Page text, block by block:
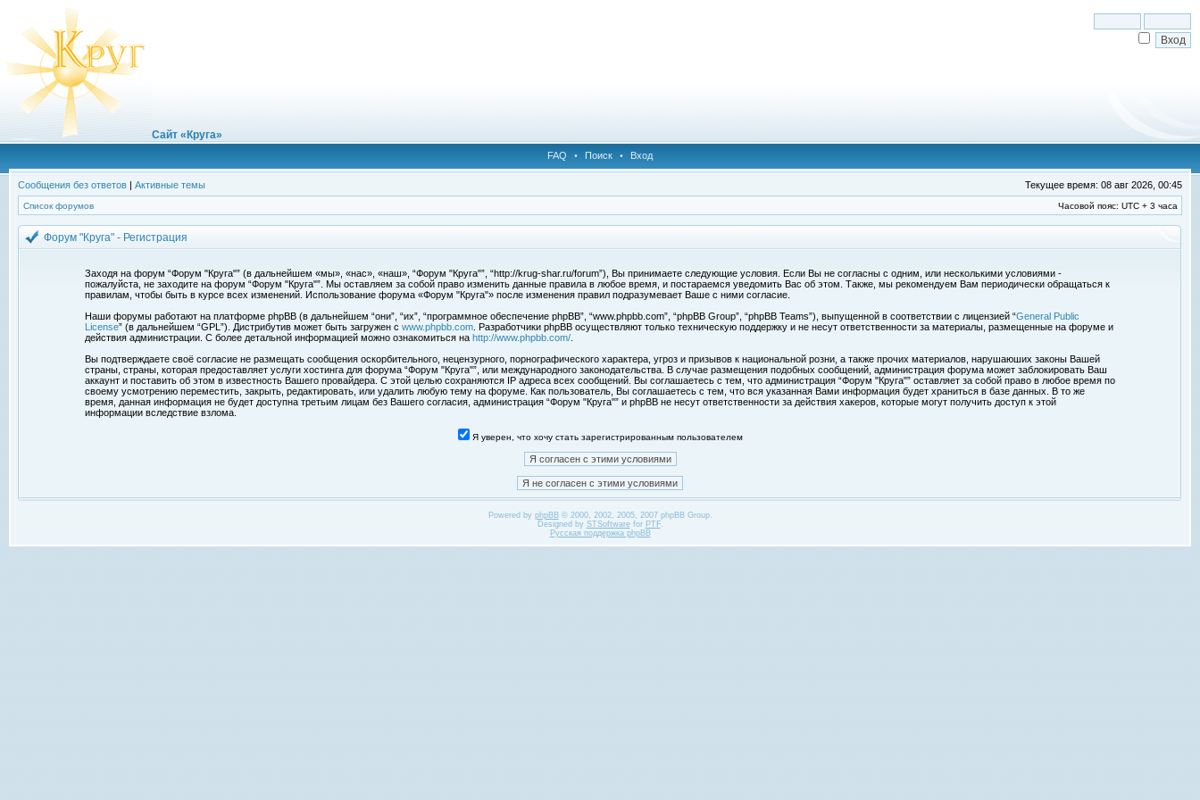
Сайт «Круга»
FAQ • Поиск • Вход
Сообщения без ответов | Активные темы Текущее время: 08 авг 2026, 00:45
Список форумов Часовой пояс: UTC + 3 часа
Форум "Круга" - Регистрация
Заходя на форум “Форум "Круга"” (в дальнейшем «мы», «нас», «наш», “Форум "Круга"”, “http://krug-shar.ru/forum”), Вы принимаете следующие условия. Если Вы не согласны с одним, или несколькими условиями -
пожалуйста, не заходите на форум “Форум "Круга"”. Мы оставляем за собой право изменить данные правила в любое время, и постараемся уведомить Вас об этом. Также, мы рекомендуем Вам периодически обращаться к
правилам, чтобы быть в курсе всех изменений. Использование форума «Форум "Круга"» после изменения правил подразумевает Ваше с ними согласие.
Наши форумы работают на платформе phpBB (в дальнейшем “они”, “их”, “программное обеспечение phpBB”, “www.phpbb.com”, “phpBB Group”, “phpBB Teams”), выпущенной в соответствии с лицензией “General Public
License” (в дальнейшем “GPL”). Дистрибутив может быть загружен с www.phpbb.com . Разработчики phpBB осуществляют только техническую поддержку и не несут ответственности за материалы, размещенные на форуме и
действия администрации. С более детальной информацией можно ознакомиться на http://www.phpbb.com/
Вы подтверждаете своё согласие не размещать сообщения оскорбительного, нецензурного, порнографического характера, угроз и призывов к национальной розни, а также прочих материалов, нарушаюших законы Вашей
страны, страны, которая предоставляет услуги хостинга для форума “Форум "Круга"”, или международного законодательства. В случае размещения подобных сообщений, администрация форума может заблокировать Ваш
аккаунт и поставить об этом в известность Вашего провайдера. С этой целью сохраняются IP адреса всех сообщений. Вы соглашаетесь с тем, что администрация “Форум "Круга"” оставляет за собой право в любое время по
своему усмотрению переместить, закрыть, редактировать, или удалить любую тему на форуме. Как пользователь, Вы соглашаетесь с тем, что вся указанная Вами информация будет храниться в базе данных. В то же
время, данная информация не будет доступна третьим лицам без Вашего согласия, администрация “Форум "Круга"” и phpBB не несут ответственности за действия хакеров, которые могут получить доступ к этой
информации вследствие взлома.
Я уверен, что хочу стать зарегистрированным пользователем
Powered by phpBB© 2000, 2002, 2005, 2007 phpBB Group.
Designed by STSoftwarefor PTF.
Русская поддержка phpBB